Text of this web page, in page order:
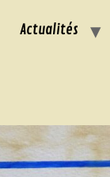
Actualités